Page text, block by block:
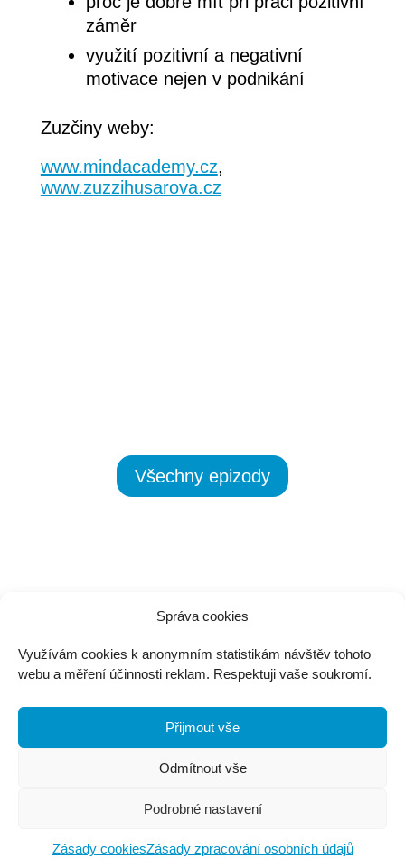
Správa cookies
Využívám cookies k anonymním statistikám návštěv tohoto
webu a měření účinnosti reklam. Respektuji vaše soukromí.
Přijmout vše
Odmítnout vše
Podrobné nastavení
Zásady cookiesZásady zpracování osobních údajů
záměr
využití pozitivní a negativní
motivace nejen v podnikání
Zuzčiny weby:
www.mindacademy.cz,
www.zuzzihusarova.cz
Všechny epizody
Jiří Martišek
vedený u ŽÚ v Kroměříži
Zásady zpracování osobních údajů